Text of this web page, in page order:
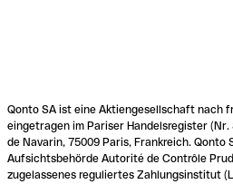
Qonto SA ist eine Aktiengesellschaft nach
eingetragen im Pariser Handelsregister
de Navarin, 75009 Paris, Frankreich. Qonto
Aufsichtsbehörde Autorité de Contrôle
zugelassenes reguliertes Zahlungsinstitut